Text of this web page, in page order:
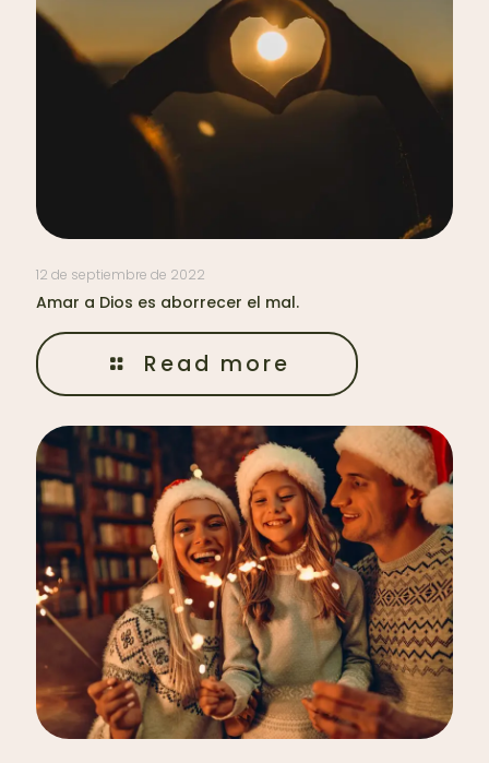
12 de septiembre de 2022
Amar a Dios es aborrecer el mal.
Read more